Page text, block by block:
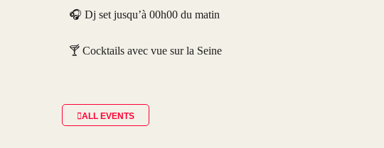
🎧 Dj set jusqu’à 00h00 du matin
🍸 Cocktails avec vue sur la Seine
ALL EVENTS